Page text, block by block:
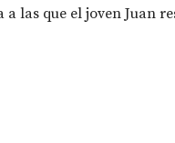
a las que el joven Juan